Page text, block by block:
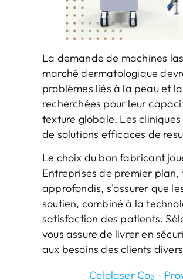
La demande de machines
marché dermatologique
problèmes liés à la peau et
recherchées pour leur
texture globale. Les
de solutions efficaces de
Le choix du bon fabricant
Entreprises de premier plan,
approfondis, s'assurer que
soutien, combiné à la
satisfaction des patients.
vous assure de livrer en
aux besoins des clients
Celolaser Co₂ -